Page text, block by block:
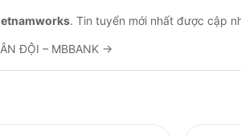
. Tin tuyển mới nhất được cập
ĐỘI – MBBANK →